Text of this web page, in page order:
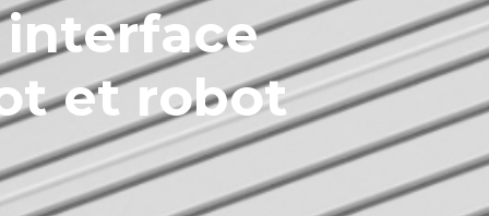
interface
et robot